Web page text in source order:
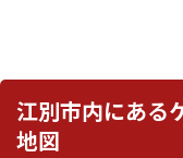
江別市内にある
地図